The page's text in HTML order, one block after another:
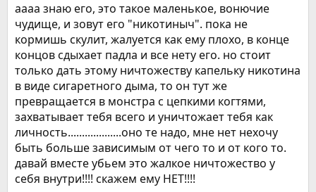
аааа знаю его, это такое маленькое, вонючие
чудище, и зовут его "никотиныч". пока не
кормишь скулит, жалуется как ему плохо, в конце
концов сдыхает падла и все нету его. но стоит
только дать этому ничтожеству капельку никотина
в виде сигаретного дыма, то он тут же
превращается в монстра с цепкими когтями,
захватывает тебя всего и уничтожает тебя как
личность...................оно те надо, мне нет нехочу
быть больше зависимым от чего то и от кого то.
давай вместе убьем это жалкое ничтожество у
себя внутри!!!! скажем ему НЕТ!!!!